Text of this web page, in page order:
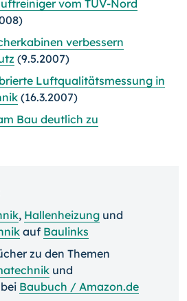
vom TÜV-Nord
verbessern
(9.5.2007)
Luftqualitätsmessung in
(16.3.2007)
Bau deutlich zu
, Hallenheizung und
auf Baulinks
zu den Themen
und
bei Baubuch / Amazon.de